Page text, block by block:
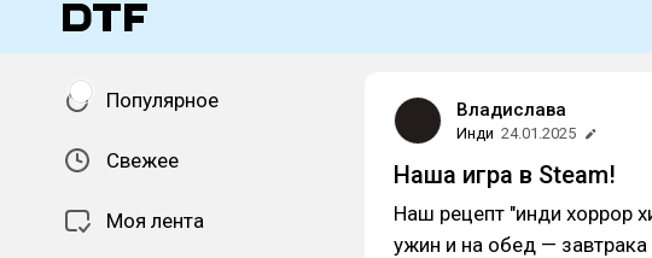
Популярное
Свежее
Моя лента
Владислава
Инди 24.01.2025
Наша игра в Steam!
Наш рецепт "инди хоррор
ужин и на обед —